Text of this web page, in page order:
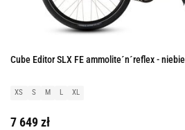
Cube Editor SLX FE ammolite´n´reflex -
XS S M L XL
7 649 zł